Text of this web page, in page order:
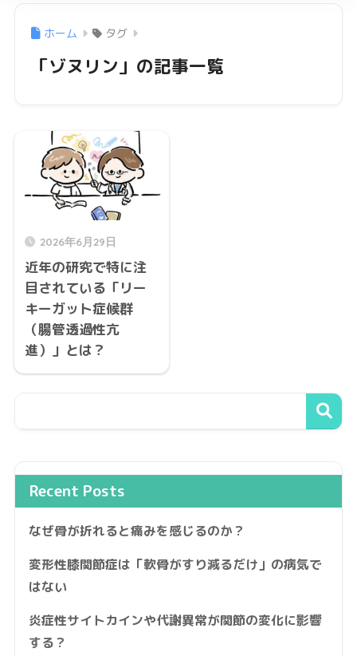
ホーム タグ
「ゾヌリン」の記事一覧
2026年6月29日
近年の研究で特に注
目されている「リー
キーガット症候群
（腸管透過性亢
進）」とは？
Recent Posts
なぜ骨が折れると痛みを感じるのか？
変形性膝関節症は「軟骨がすり減るだけ」の病気で
はない
炎症性サイトカインや代謝異常が関節の変化に影響
する？